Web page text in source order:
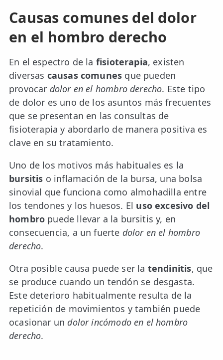
Causas comunes del dolor
en el hombro derecho
En el espectro de la fisioterapia, existen
diversas causas comunes que pueden
provocar dolor en el hombro derecho. Este tipo
de dolor es uno de los asuntos más frecuentes
que se presentan en las consultas de
fisioterapia y abordarlo de manera positiva es
clave en su tratamiento.
Uno de los motivos más habituales es la
bursitis o inflamación de la bursa, una bolsa
sinovial que funciona como almohadilla entre
los tendones y los huesos. El uso excesivo del
hombro puede llevar a la bursitis y, en
consecuencia, a un fuerte dolor en el hombro
derecho.
Otra posible causa puede ser la tendinitis, que
se produce cuando un tendón se desgasta.
Este deterioro habitualmente resulta de la
repetición de movimientos y también puede
ocasionar un dolor incómodo en el hombro
derecho.